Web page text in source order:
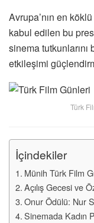
Avrupa’nın en
kabul edilen bu
sinema
etkileşimi
Türk
İçindekiler
Münih Türk Film
Açılış Gecesi ve
Onur Ödülü: Nur
Sinemada Kadın